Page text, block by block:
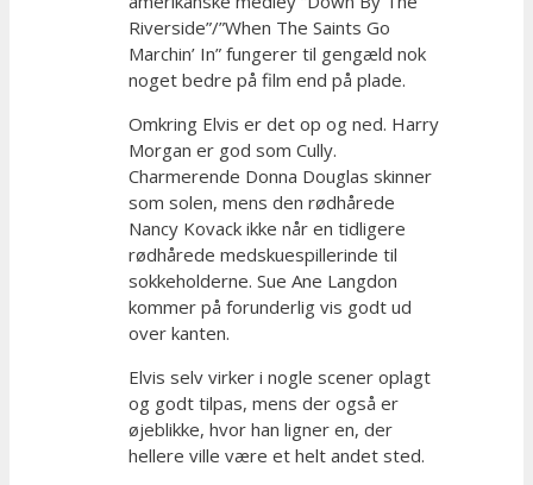
Riverside”/”When The Saints Go
Marchin’ In” fungerer til gengæld nok
noget bedre på film end på plade.
Omkring Elvis er det op og ned. Harry
Morgan er god som Cully.
Charmerende Donna Douglas skinner
som solen, mens den rødhårede
Nancy Kovack ikke når en tidligere
rødhårede medskuespillerinde til
sokkeholderne. Sue Ane Langdon
kommer på forunderlig vis godt ud
over kanten.
Elvis selv virker i nogle scener oplagt
og godt tilpas, mens der også er
øjeblikke, hvor han ligner en, der
hellere ville være et helt andet sted.